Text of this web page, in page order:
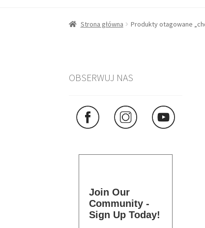
Strona główna Produkty otagowane
OBSERWUJ NAS
Join Our
Community -
Sign Up Today!